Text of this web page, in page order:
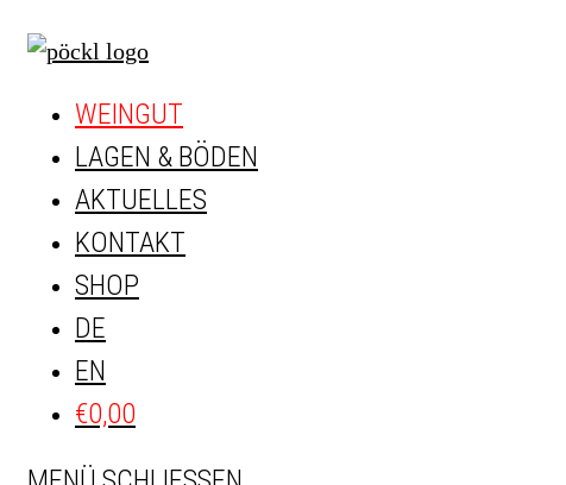
Inhalt
springenWEINGUT
LAGEN & BÖDEN
AKTUELLES
KONTAKT
SHOP
DE
EN
€0,00